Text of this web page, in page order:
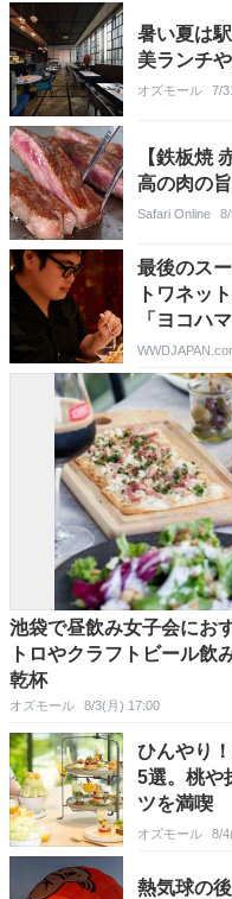
暑い夏は
美ランチ
オズモール 7/
【鉄板焼
高の肉の
Safari Online
最後のス
トワネッ
「ヨコハ
ル ホテル
池袋で昼飲み女子会にお
トロやクラフトビール飲
乾杯
オズモール 8/3(月) 17:00
ひんやり
5選。桃や
ツを満喫
オズモール 8/
熱気球の